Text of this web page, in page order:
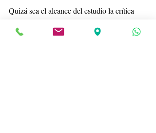
Quizá sea el alcance del estudio la crítica
metaanálisis se centra principalmente en